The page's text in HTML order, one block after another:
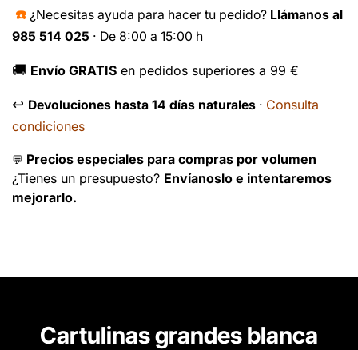
☎️ ¿Necesitas ayuda para hacer tu pedido? Llámanos al
985 514 025 · De 8:00 a 15:00 h
🚚 Envío GRATIS en pedidos superiores a 99 €
↩️ Devoluciones hasta 14 días naturales · Consulta
condiciones
💬 Precios especiales para compras por volumen
¿Tienes un presupuesto? Envíanoslo e intentaremos
mejorarlo.
Cartulinas grandes blanca